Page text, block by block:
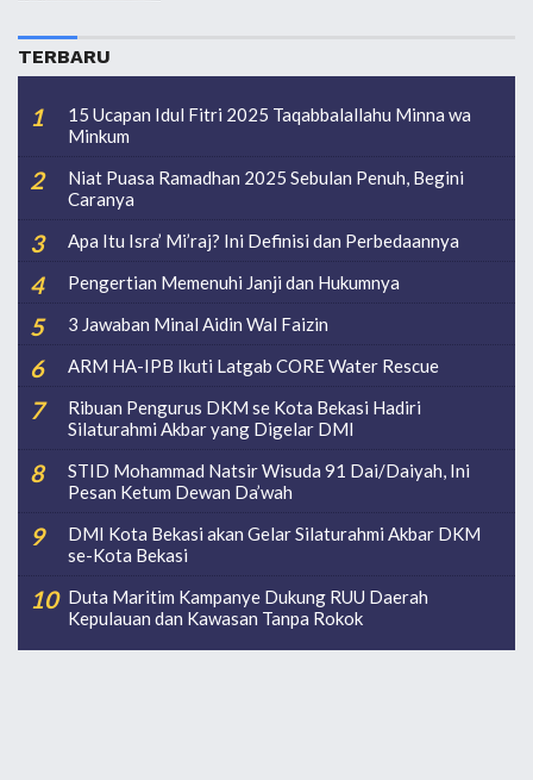
TERBARU
15 Ucapan Idul Fitri 2025 Taqabbalallahu Minna wa
Minkum
Niat Puasa Ramadhan 2025 Sebulan Penuh, Begini
Caranya
Apa Itu Isra’ Mi’raj? Ini Definisi dan Perbedaannya
Pengertian Memenuhi Janji dan Hukumnya
3 Jawaban Minal Aidin Wal Faizin
ARM HA-IPB Ikuti Latgab CORE Water Rescue
Ribuan Pengurus DKM se Kota Bekasi Hadiri
Silaturahmi Akbar yang Digelar DMI
STID Mohammad Natsir Wisuda 91 Dai/Daiyah, Ini
Pesan Ketum Dewan Da’wah
DMI Kota Bekasi akan Gelar Silaturahmi Akbar DKM
se-Kota Bekasi
Duta Maritim Kampanye Dukung RUU Daerah
Kepulauan dan Kawasan Tanpa Rokok